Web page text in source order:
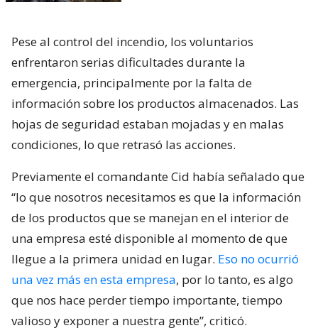
Pese al control del incendio, los voluntarios
enfrentaron serias dificultades durante la
emergencia, principalmente por la falta de
información sobre los productos almacenados. Las
hojas de seguridad estaban mojadas y en malas
condiciones, lo que retrasó las acciones.
Previamente el comandante Cid había señalado que
“lo que nosotros necesitamos es que la información
de los productos que se manejan en el interior de
una empresa esté disponible al momento de que
llegue a la primera unidad en lugar. Eso no ocurrió
una vez más en esta empresa, por lo tanto, es algo
que nos hace perder tiempo importante, tiempo
valioso y exponer a nuestra gente”, criticó.